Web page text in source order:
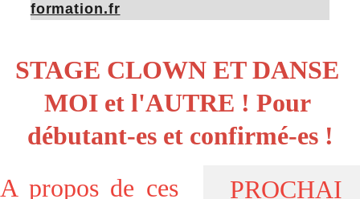
formation.fr
STAGE CLOWN ET DANSE
MOI et l'AUTRE ! Pour
débutant-es et confirmé-es !
A propos de ces
PROCHAI